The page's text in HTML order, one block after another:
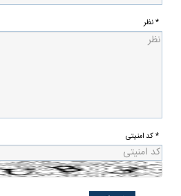
* نظر
* کد امنیتی